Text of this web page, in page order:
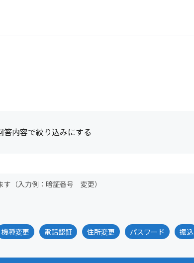
答内容で絞り込みにする
す（入力例：暗証番号 変更）
機種変更 電話認証 住所変更 パスワード 振込